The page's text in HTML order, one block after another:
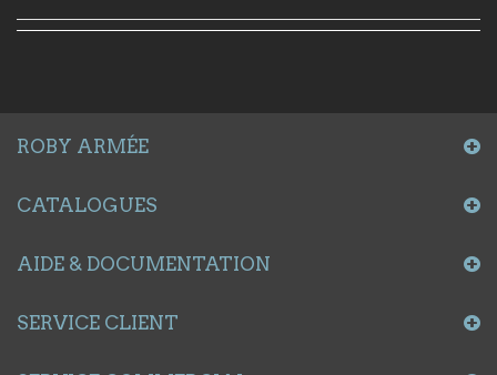
ROBY ARMÉE
CATALOGUES
AIDE & DOCUMENTATION
SERVICE CLIENT